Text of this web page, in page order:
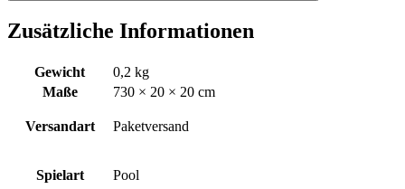
Zusätzliche Informationen
Gewicht
0,2 kg
Maße
730 × 20 × 20 cm
Versandart Paketversand
Spielart Pool